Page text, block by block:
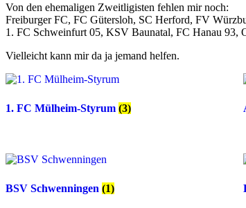
Von den ehemaligen Zweitligisten fehlen mir noch:
Freiburger FC, FC Gütersloh, SC Herford, FV
1. FC Schweinfurt 05, KSV Baunatal, FC Hanau 93,
Vielleicht kann mir da ja jemand helfen.
1. FC Mülheim-Styrum (3)
BSV Schwenningen (1)